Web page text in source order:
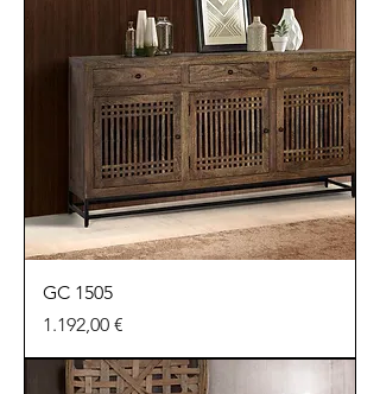
GC 1505
Preu
1.192,00 €